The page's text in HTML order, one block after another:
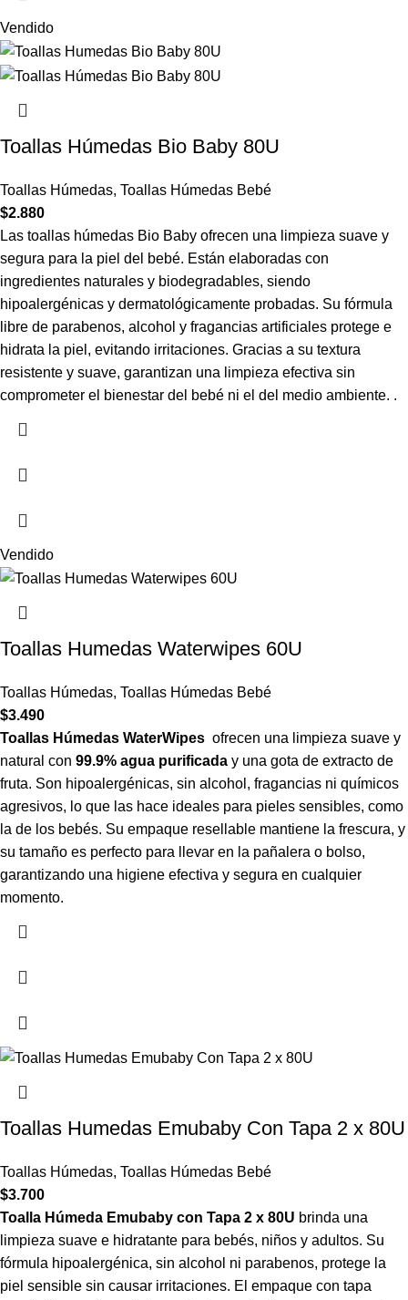
Vendido
Toallas Húmedas Bio Baby 80U
Toallas Húmedas, Toallas Húmedas Bebé
$2.880
Las toallas húmedas Bio Baby ofrecen una limpieza suave y
segura para la piel del bebé. Están elaboradas con
ingredientes naturales y biodegradables, siendo
hipoalergénicas y dermatológicamente probadas. Su fórmula
libre de parabenos, alcohol y fragancias artificiales protege e
hidrata la piel, evitando irritaciones. Gracias a su textura
resistente y suave, garantizan una limpieza efectiva sin
comprometer el bienestar del bebé ni el del medio ambiente. .
Vendido
Toallas Humedas Waterwipes 60U
Toallas Húmedas, Toallas Húmedas Bebé
$3.490
Toallas Húmedas WaterWipes ofrecen una limpieza suave y
natural con 99.9% agua purificada y una gota de extracto de
fruta. Son hipoalergénicas, sin alcohol, fragancias ni químicos
agresivos, lo que las hace ideales para pieles sensibles, como
la de los bebés. Su empaque resellable mantiene la frescura, y
su tamaño es perfecto para llevar en la pañalera o bolso,
garantizando una higiene efectiva y segura en cualquier
momento.
Toallas Humedas Emubaby Con Tapa 2 x 80U
Toallas Húmedas, Toallas Húmedas Bebé
$3.700
Toalla Húmeda Emubaby con Tapa 2 x 80U brinda una
limpieza suave e hidratante para bebés, niños y adultos. Su
fórmula hipoalergénica, sin alcohol ni parabenos, protege la
piel sensible sin causar irritaciones. El empaque con tapa